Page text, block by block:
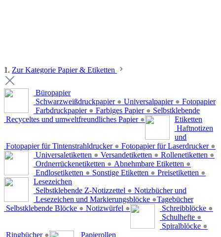
1. Zur Kategorie Papier & Etiketten
Büropapier
Schwarzweißdruckpapier ● Universalpapier ●
Farbdruckpapier ● Farbiges Papier ●
Recyceltes und umweltfreundliches Papier ●
Fotopapier
Fotopapier für Tintenstrahldrucker ● Fotopapier für Laserdrucker ●
Selbstklebende
Etiketten
Universaletiketten ● Versandetiketten ● Rollenetiketten ●
Ordnerrückenetiketten ● Abnehmbare Etiketten ●
Endlosetiketten ● Sonstige Etiketten ● Preisetiketten ●
Haftnotizen
und
Lesezeichen
Selbstklebende Z-Notizzettel ●
Lesezeichen und Markierungsblöcke ●
Selbstklebende Blöcke ● Notizwürfel ●
Notizbücher und
Tagebücher
Schreibblöcke ●
Schulhefte ●
Spiralblöcke ●
Ringbücher ●
Papierollen